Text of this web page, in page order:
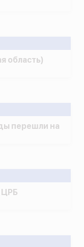
ЦРБ
перешли на
область)